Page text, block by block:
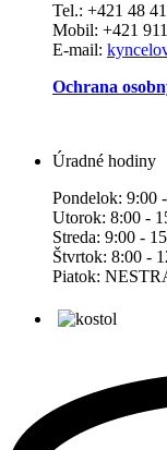
Tel.: +421 48
Mobil: +421
E-mail:
Ochrana
Úradné hodiny
Pondelok: 9:00
Utorok: 8:00 -
Streda: 9:00 -
Štvrtok: 8:00 -
Piatok: